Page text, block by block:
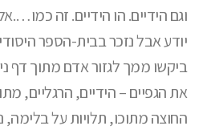
וגם הידיים. הו הידיים. זה
יודע אבל נזכר בבית-הספר
ביקשו ממך לגזור אדם מתוך דף
את הגפיים – הידיים, הרגליים,
החוצה מתוכו, תלויות על בלימה,